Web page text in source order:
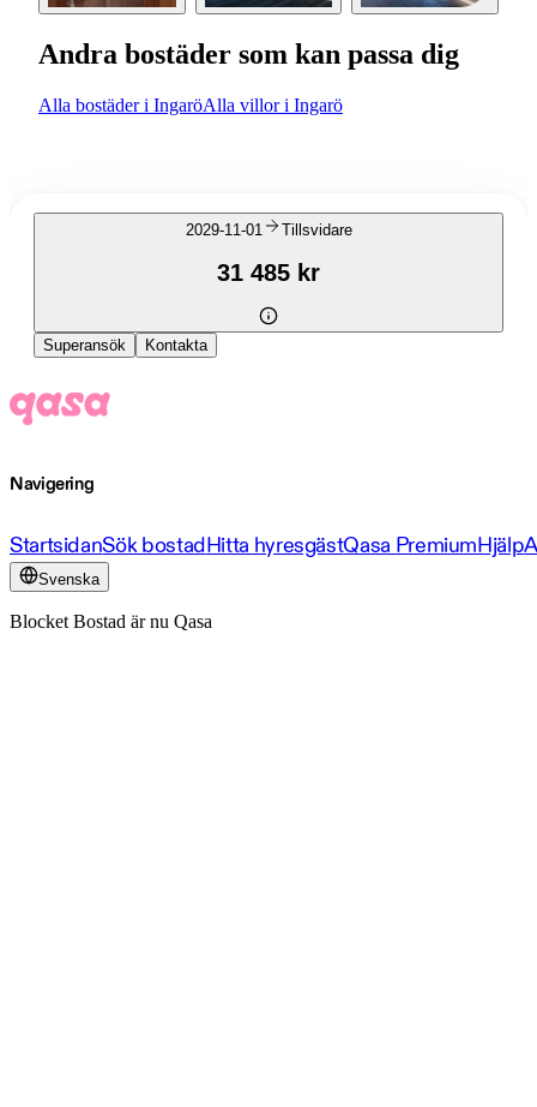
Andra bostäder som kan passa dig
Alla bostäder i IngaröAlla villor i Ingarö
2029-11-01 Tillsvidare
31 485 kr
Superansök Kontakta
Navigering
StartsidanSök bostadHitta hyresgästQasa PremiumHjälp
Svenska
Blocket Bostad är nu Qasa